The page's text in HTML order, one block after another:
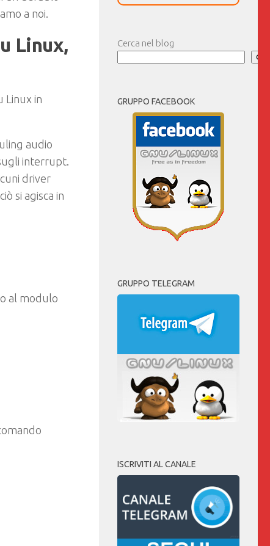
a noi.
Linux,
Linux in
audio
interrupt.
driver
si agisca in
al modulo
Cerca nel blog
GRUPPO FACEBOOK
GRUPPO TELEGRAM
ISCRIVITI AL CANALE